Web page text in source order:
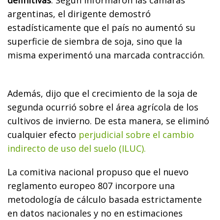
argentinas, el dirigente demostró
estadísticamente que el país no aumentó su
superficie de siembra de soja, sino que la
misma experimentó una marcada contracción.
Además, dijo que el crecimiento de la soja de
segunda ocurrió sobre el área agrícola de los
cultivos de invierno. De esta manera, se eliminó
cualquier efecto perjudicial sobre el cambio
indirecto de uso del suelo (ILUC).
La comitiva nacional propuso que el nuevo
reglamento europeo 807 incorpore una
metodología de cálculo basada estrictamente
en datos nacionales y no en estimaciones